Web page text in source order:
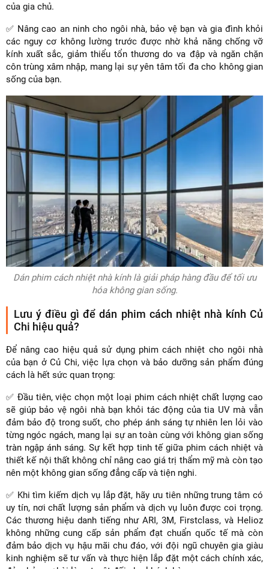
của gia chủ.
✅ Nâng cao an ninh cho ngôi nhà, bảo vệ bạn và gia đình khỏi
các nguy cơ không lường trước được nhờ khả năng chống vỡ
kính xuất sắc, giảm thiểu tổn thương do va đập và ngăn chặn
côn trùng xâm nhập, mang lại sự yên tâm tối đa cho không gian
sống của bạn.
Dán phim cách nhiệt nhà kính là giải pháp hàng đầu để tối ưu
hóa không gian sống.
Lưu ý điều gì để dán phim cách nhiệt nhà kính Củ
Chi hiệu quả?
Để nâng cao hiệu quả sử dụng phim cách nhiệt cho ngôi nhà
của bạn ở Củ Chi, việc lựa chọn và bảo dưỡng sản phẩm đúng
cách là hết sức quan trọng:
✅ Đầu tiên, việc chọn một loại phim cách nhiệt chất lượng cao
sẽ giúp bảo vệ ngôi nhà bạn khỏi tác động của tia UV mà vẫn
đảm bảo độ trong suốt, cho phép ánh sáng tự nhiên len lỏi vào
từng ngóc ngách, mang lại sự an toàn cùng với không gian sống
tràn ngập ánh sáng. Sự kết hợp tinh tế giữa phim cách nhiệt và
thiết kế nội thất không chỉ nâng cao giá trị thẩm mỹ mà còn tạo
nên một không gian sống đẳng cấp và tiện nghi.
✅ Khi tìm kiếm dịch vụ lắp đặt, hãy ưu tiên những trung tâm có
uy tín, nơi chất lượng sản phẩm và dịch vụ luôn được coi trọng.
Các thương hiệu danh tiếng như ARI, 3M, Firstclass, và Helioz
không những cung cấp sản phẩm đạt chuẩn quốc tế mà còn
đảm bảo dịch vụ hậu mãi chu đáo, với đội ngũ chuyên gia giàu
kinh nghiệm sẽ tư vấn và thực hiện lắp đặt một cách chính xác,